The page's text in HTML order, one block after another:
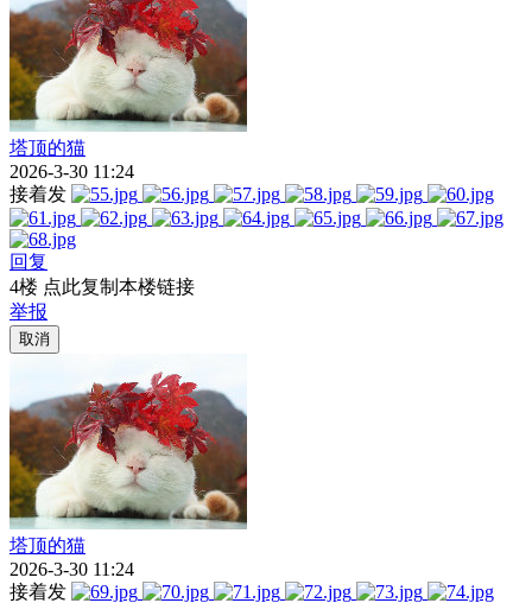
塔顶的猫
2026-3-30 11:24
接着发
回复
4楼 点此复制本楼链接
举报
取消
塔顶的猫
2026-3-30 11:24
接着发